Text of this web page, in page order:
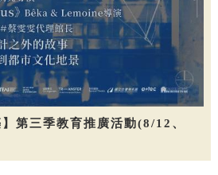
第三季教育推廣活動(8/12、